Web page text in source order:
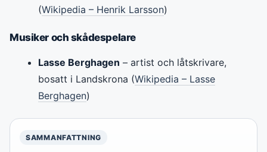
(Wikipedia – Henrik Larsson)
Musiker och skådespelare
Lasse Berghagen – artist och låtskrivare,
bosatt i Landskrona (Wikipedia – Lasse
Berghagen)
SAMMANFATTNING